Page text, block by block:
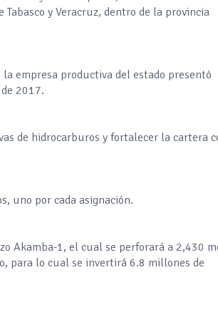
y Veracruz, dentro de la provincia
empresa productiva del estado presentó
2017.
de hidrocarburos y fortalecer la cartera
uno por cada asignación.
Akamba-1, el cual se perforará a 2,430
para lo cual se invertirá 6.8 millones de